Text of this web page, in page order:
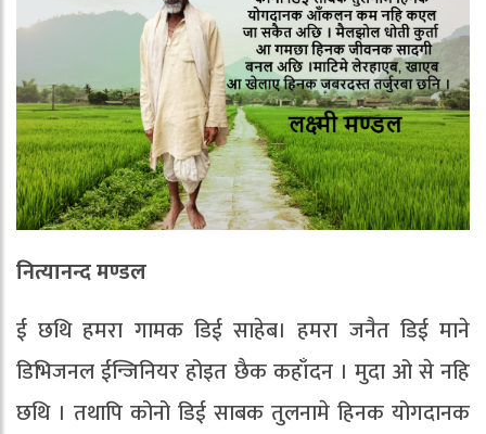
नित्यानन्द मण्डल
ई छथि हमरा गामक डिई साहेब। हमरा जनैत डिई माने
डिभिजनल ईन्जिनियर होइत छैक कहाँदन । मुदा ओ से नहि
छथि । तथापि कोनो डिई साबक तुलनामे हिनक योगदानक